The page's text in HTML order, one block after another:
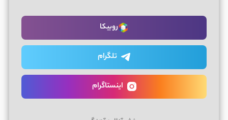
روبیکا
تلگرام
اینستاگرام